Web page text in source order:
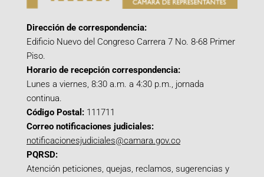
Dirección de correspondencia:
Edificio Nuevo del Congreso Carrera 7 No. 8-68 Primer
Piso.
Horario de recepción correspondencia:
Lunes a viernes, 8:30 a.m. a 4:30 p.m., jornada
continua.
Código Postal: 111711
Correo notificaciones judiciales:
notificacionesjudiciales@camara.gov.co
PQRSD:
Atención peticiones, quejas, reclamos, sugerencias y